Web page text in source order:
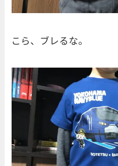
こら、ブレるな。